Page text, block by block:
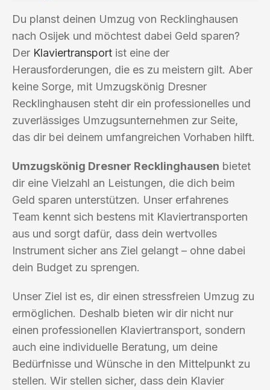
Du planst deinen Umzug von Recklinghausen
nach Osijek und möchtest dabei Geld sparen?
Der Klaviertransport ist eine der
Herausforderungen, die es zu meistern gilt. Aber
keine Sorge, mit Umzugskönig Dresner
Recklinghausen steht dir ein professionelles und
zuverlässiges Umzugsunternehmen zur Seite,
das dir bei deinem umfangreichen Vorhaben hilft.
Umzugskönig Dresner Recklinghausen bietet
dir eine Vielzahl an Leistungen, die dich beim
Geld sparen unterstützen. Unser erfahrenes
Team kennt sich bestens mit Klaviertransporten
aus und sorgt dafür, dass dein wertvolles
Instrument sicher ans Ziel gelangt – ohne dabei
dein Budget zu sprengen.
Unser Ziel ist es, dir einen stressfreien Umzug zu
ermöglichen. Deshalb bieten wir dir nicht nur
einen professionellen Klaviertransport, sondern
auch eine individuelle Beratung, um deine
Bedürfnisse und Wünsche in den Mittelpunkt zu
stellen. Wir stellen sicher, dass dein Klavier